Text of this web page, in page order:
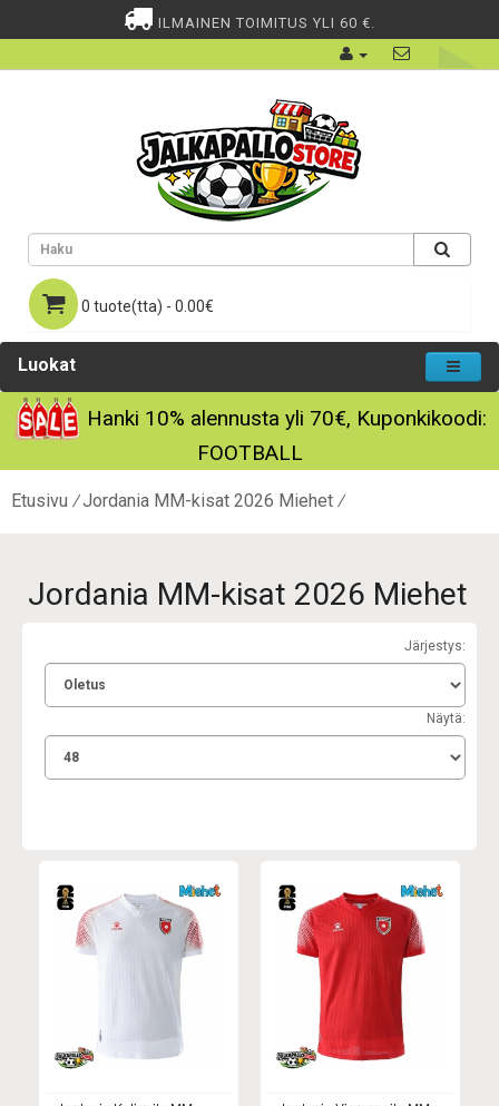
ILMAINEN TOIMITUS YLI 60 €.
0 tuote(tta) - 0.00€
Luokat
Hanki 10% alennusta yli 70€, Kuponkikoodi:
FOOTBALL
Etusivu Jordania MM-kisat 2026 Miehet
Jordania MM-kisat 2026 Miehet
Järjestys:
Näytä: